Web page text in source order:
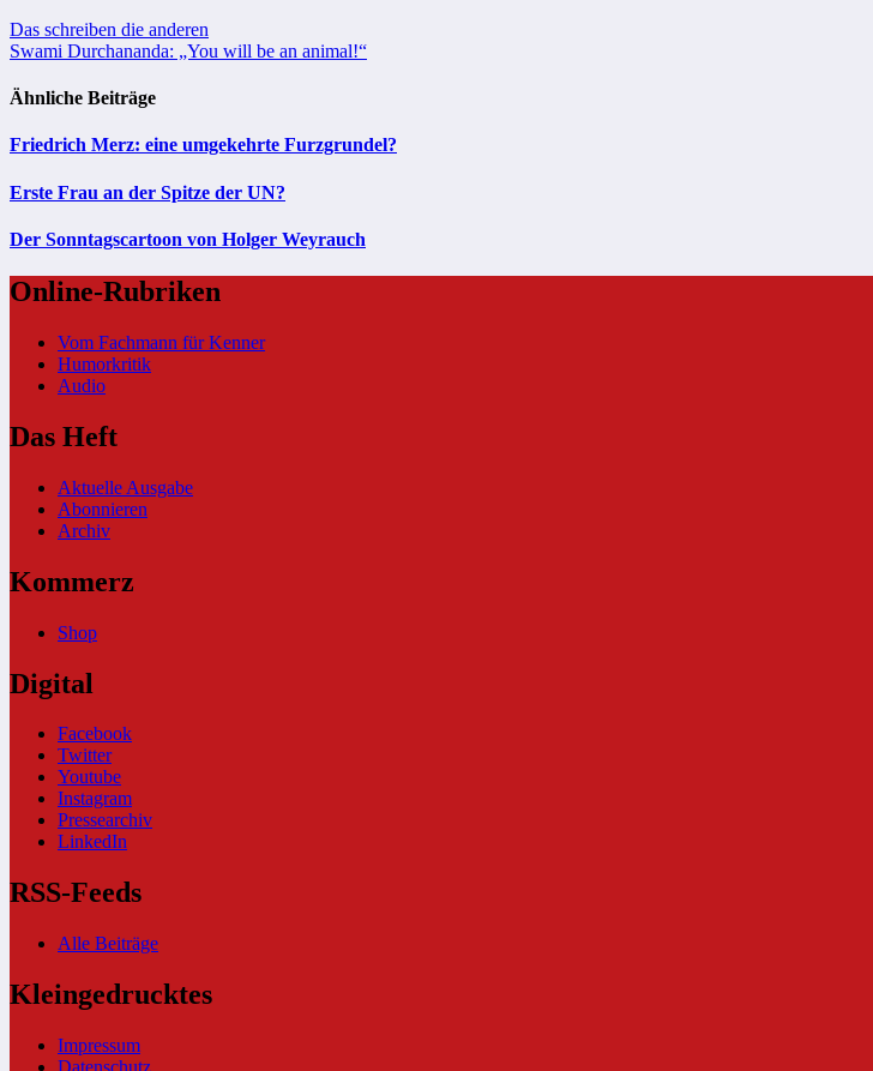
Beitragsnavigation
Das schreiben die anderen
Swami Durchananda: „You will be an animal!“
Ähnliche Beiträge
Friedrich Merz: eine umgekehrte Furzgrundel?
Erste Frau an der Spitze der UN?
Der Sonntagscartoon von Holger Weyrauch
Online-Rubriken
Vom Fachmann für Kenner
Humorkritik
Audio
Das Heft
Aktuelle Ausgabe
Abonnieren
Archiv
Kommerz
Shop
Digital
Facebook
Twitter
Youtube
Instagram
Pressearchiv
LinkedIn
RSS-Feeds
Alle Beiträge
Kleingedrucktes
Impressum
Datenschutz